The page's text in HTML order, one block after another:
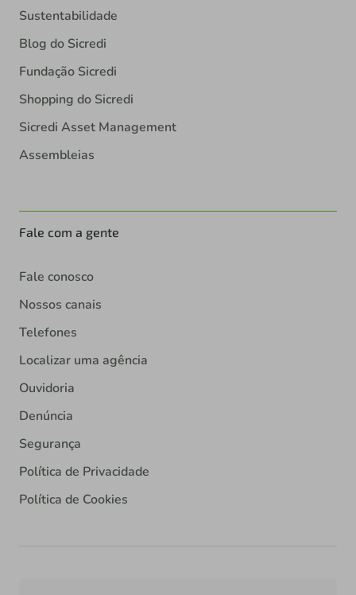
Sustentabilidade
Blog do Sicredi
Fundação Sicredi
Shopping do Sicredi
Sicredi Asset Management
Assembleias
Fale com a gente
Fale conosco
Nossos canais
Telefones
Localizar uma agência
Ouvidoria
Denúncia
Segurança
Política de Privacidade
Política de Cookies